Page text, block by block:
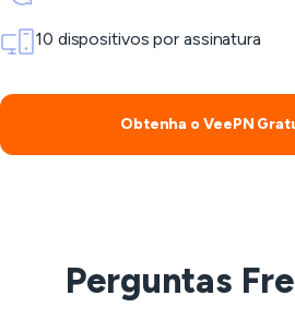
10 dispositivos por assinatura
Obtenha o VeePN
Perguntas